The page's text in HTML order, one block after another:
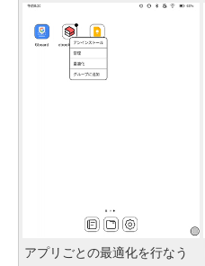
アプリごとの最適化を行なう